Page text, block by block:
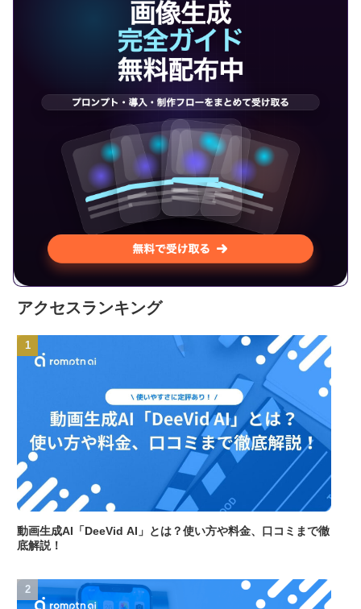
アクセスランキング
動画生成AI「DeeVid AI」とは？使い方や料金、口コミまで徹
底解説！